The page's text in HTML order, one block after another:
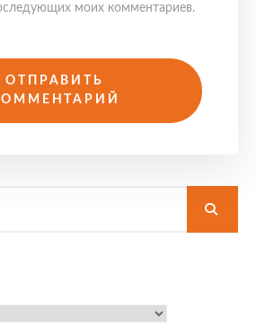
моих комментариев.